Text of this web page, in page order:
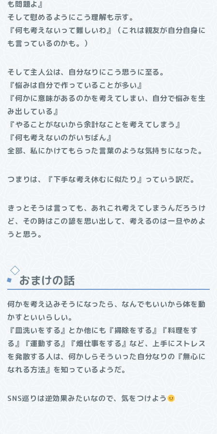
も問題よ』
そして慰めるようにこう理解も示す。
『何も考えないって難しいわ』（これは親友が自分自身に
も言っているのかも。）
そして主人公は、自分なりにこう思うに至る。
『悩みは自分で作っていることが多い』
『何かに意味があるのかを考えてしまい、自分で悩みを生
み出している』
『やることがないから余計なことを考えてしまう』
『何も考えないのがいちばん』
全部、私にかけてもらった言葉のような気持ちになった。
つまりは、『下手な考え休むに似たり』っていう訳だ。
きっとそうは言っても、あれこれ考えてしまうんだろうけ
ど、その時はこの諺を思い出して、考えるのは一旦やめよ
うと思う。
おまけの話
何かを考え込みそうになったら、なんでもいいから体を動
かすといいらしい。
『皿洗いをする』とか他にも『掃除をする』『料理をす
る』『運動する』『畑仕事をする』など、上手にストレス
を発散する人は、何かしらそういった自分なりの『無心に
なれる方法』を知っているようだ。
SNS巡りは逆効果みたいなので、気をつけよう